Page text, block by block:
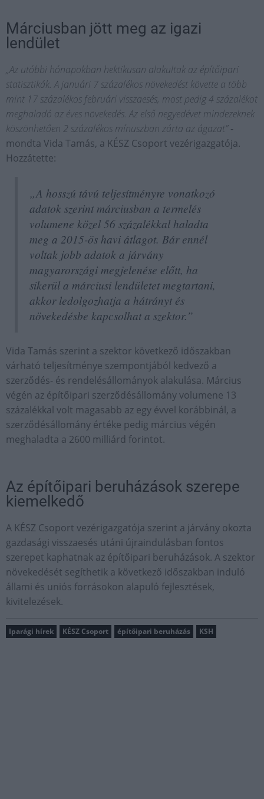
Márciusban jött meg az igazi
lendület
„Az utóbbi hónapokban hektikusan alakultak az építőipari
statisztikák. A januári 7 százalékos növekedést követte a több
mint 17 százalékos februári visszaesés, most pedig 4 százalékot
meghaladó az éves növekedés. Az első negyedévet mindezeknek
köszönhetően 2 százalékos mínuszban zárta az ágazat”-
mondta Vida Tamás, a KÉSZ Csoport vezérigazgatója.
Hozzátette:
„A hosszú távú teljesítményre vonatkozó
adatok szerint márciusban a termelés
volumene közel 56 százalékkal haladta
meg a 2015-ös havi átlagot. Bár ennél
voltak jobb adatok a járvány
magyarországi megjelenése előtt, ha
sikerül a márciusi lendületet megtartani,
akkor ledolgozhatja a hátrányt és
növekedésbe kapcsolhat a szektor.”
Vida Tamás szerint a szektor következő időszakban
várható teljesítménye szempontjából kedvező a
szerződés- és rendelésállományok alakulása. Március
végén az építőipari szerződésállomány volumene 13
százalékkal volt magasabb az egy évvel korábbinál, a
szerződésállomány értéke pedig március végén
meghaladta a 2600 milliárd forintot.
Az építőipari beruházások szerepe
kiemelkedő
A KÉSZ Csoport vezérigazgatója szerint a járvány okozta
gazdasági visszaesés utáni újraindulásban fontos
szerepet kaphatnak az építőipari beruházások. A szektor
növekedését segíthetik a következő időszakban induló
állami és uniós forrásokon alapuló fejlesztések,
kivitelezések.
Iparági hírek KÉSZ Csoport építőipari beruházás KSH